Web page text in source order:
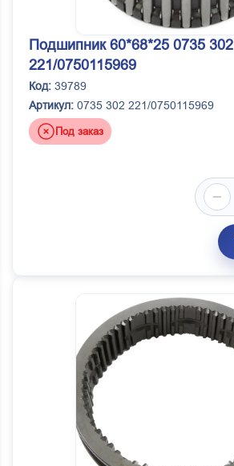
Подшипник 60*68*25 0735 302
221/0750115969
Код: 39789
Артикул: 0735 302 221/0750115969
Под заказ